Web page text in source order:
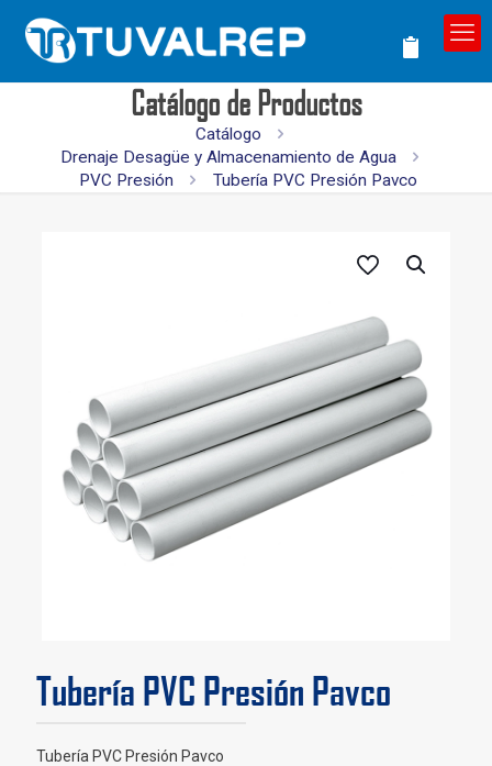
Catálogo de Productos
Catálogo
Drenaje Desagüe y Almacenamiento de Agua
PVC Presión
Tubería PVC Presión Pavco
Tubería PVC Presión Pavco
Tubería PVC Presión Pavco